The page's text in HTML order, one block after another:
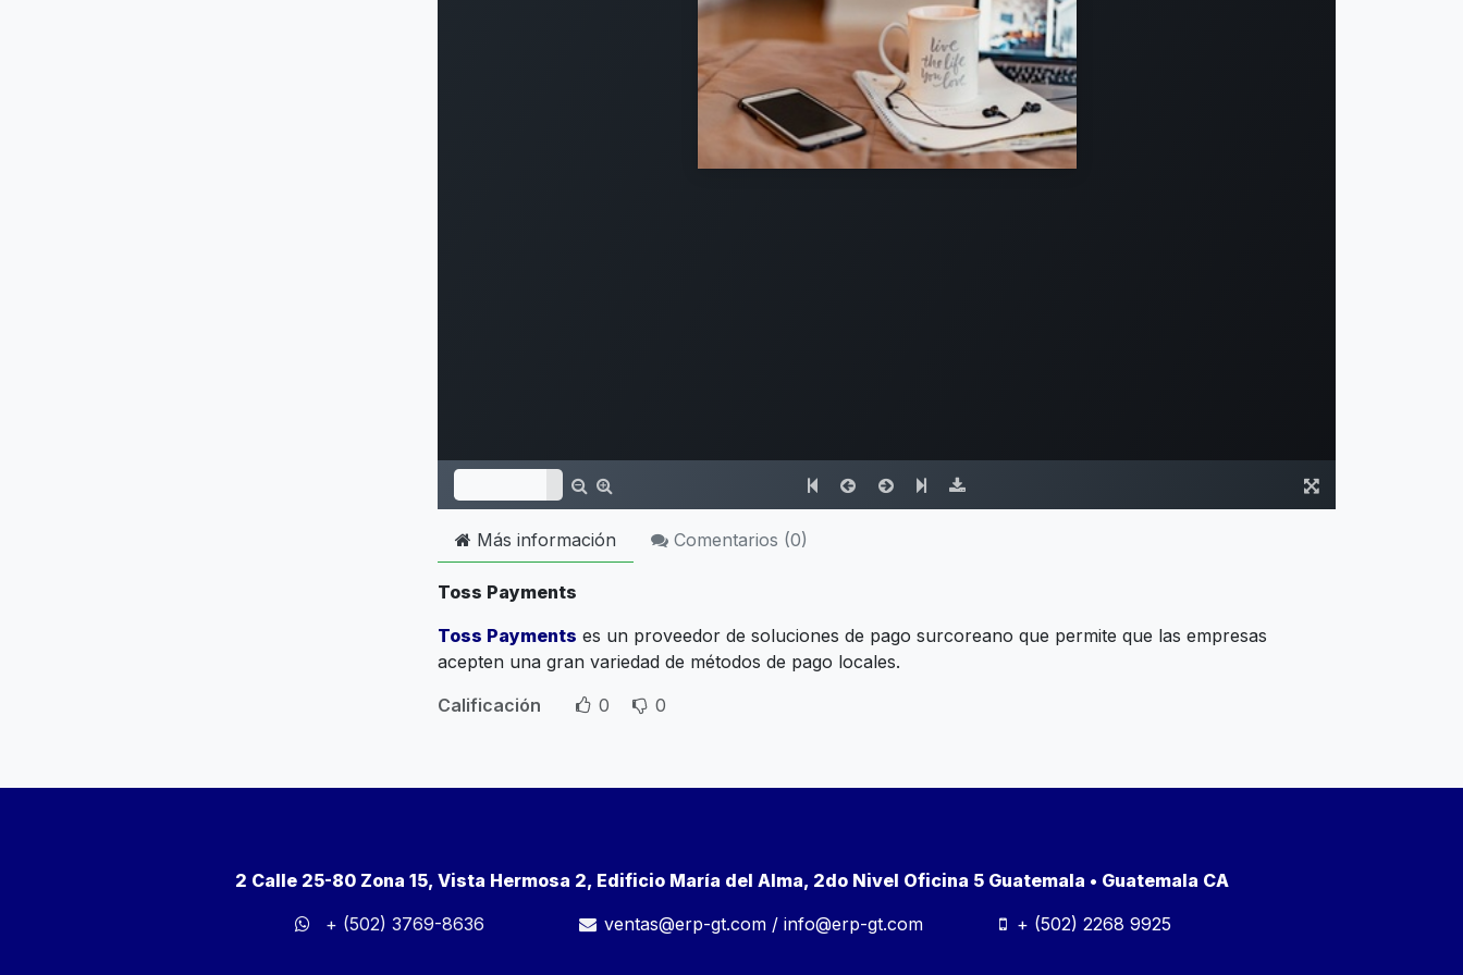
Más información Comentarios (0)
Toss Payments
Toss Payments es un proveedor de soluciones de pago surcoreano que permite que las empresas
acepten una gran variedad de métodos de pago locales.
Calificación
0 0
2 Calle 25-80 Zona 15, Vista Hermosa 2, Edificio María del Alma, 2do Nivel Oficina 5 Guatemala • Guatemala CA
+ (502) 3769-8636
ventas@erp-gt.com /info@erp-gt.com + (502) 2268 9925